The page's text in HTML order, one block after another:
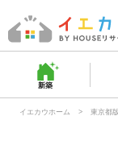
新築
イエカウホーム 東京都版